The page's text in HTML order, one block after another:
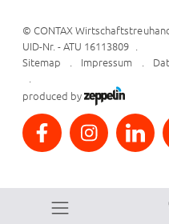
©CONTAX
UID-Nr. - ATU 16113809
Sitemap
Impressum
produced by